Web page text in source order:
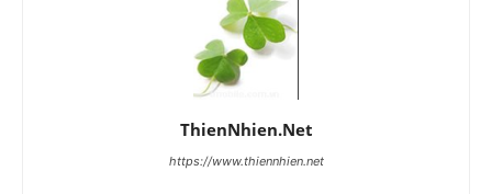
ThienNhien.Net
https://www.thiennhien.net